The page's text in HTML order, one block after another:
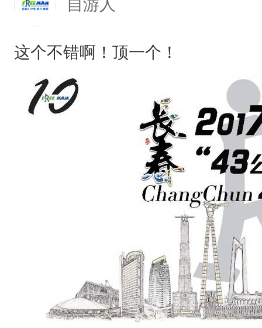
自游人
这个不错啊！顶一个！